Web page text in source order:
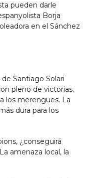
pueden darle
Borja
en el Sánchez
Santiago Solari
pleno de victorias.
los merengues. La
dura para los
¿conseguirá
amenaza local, la